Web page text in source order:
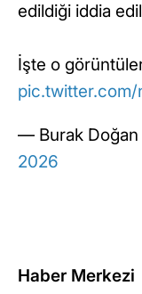
edildiği iddia
İşte o
pic.twitter.com/
— Burak Doğan
2026
Haber Merkezi